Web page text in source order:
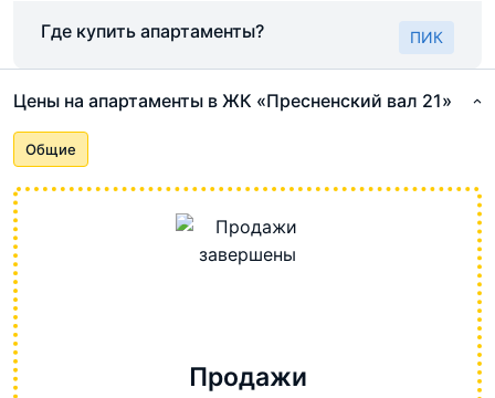
Где купить апартаменты? ПИК
Цены на апартаменты в ЖК «Пресненский вал 21»
Общие
Продажи